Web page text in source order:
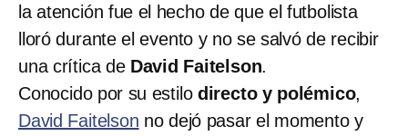
la atención fue el hecho de que el futbolista
lloró durante el evento y no se salvó de recibir
una crítica de David Faitelson.
Conocido por su estilo directo y polémico,
David Faitelson no dejó pasar el momento y